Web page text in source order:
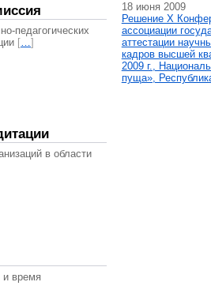
педагогических
[…]
в области
и время
18 июня 2009
Решение X
ассоциации
аттестации
кадров высшей
2009 г.,
пуща»,